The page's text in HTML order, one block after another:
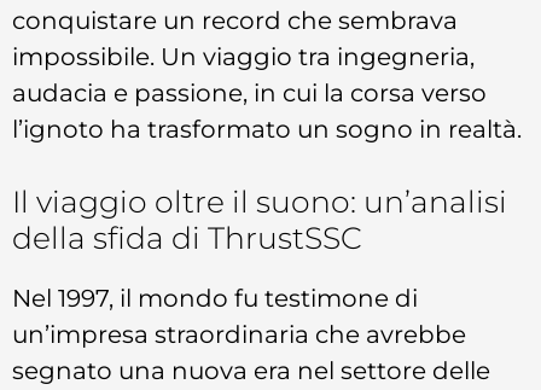
conquistare un record che sembrava
impossibile. Un viaggio tra ingegneria,
audacia e passione, in cui la corsa verso
l’ignoto ha trasformato un sogno in realtà.
Il viaggio oltre il suono: un’analisi
della sfida di ThrustSSC
Nel 1997, il mondo fu testimone di
un’impresa straordinaria che avrebbe
segnato una nuova era nel settore delle